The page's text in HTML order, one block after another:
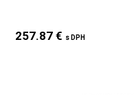
257.87 € s DPH